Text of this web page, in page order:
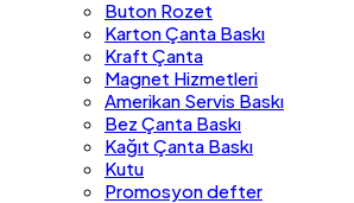
Buton Rozet
Karton Çanta Baskı
Kraft Çanta
Magnet Hizmetleri
Amerikan Servis Baskı
Bez Çanta Baskı
Kağıt Çanta Baskı
Kutu
Promosyon defter